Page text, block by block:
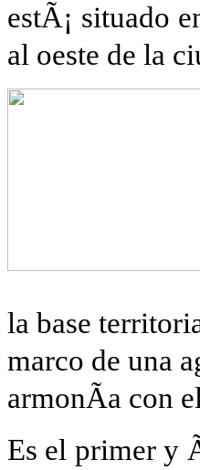
estÃ¡ situado
al oeste de la
la base
marco de una
armonÃ­a con
Es el primer y